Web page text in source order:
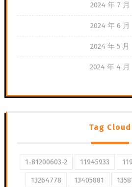
2024 年 7 月
2024 年 6 月
2024 年 5 月
2024 年 4 月
Tag Cloud
1-81200603-2 11945933
13264778 13405881